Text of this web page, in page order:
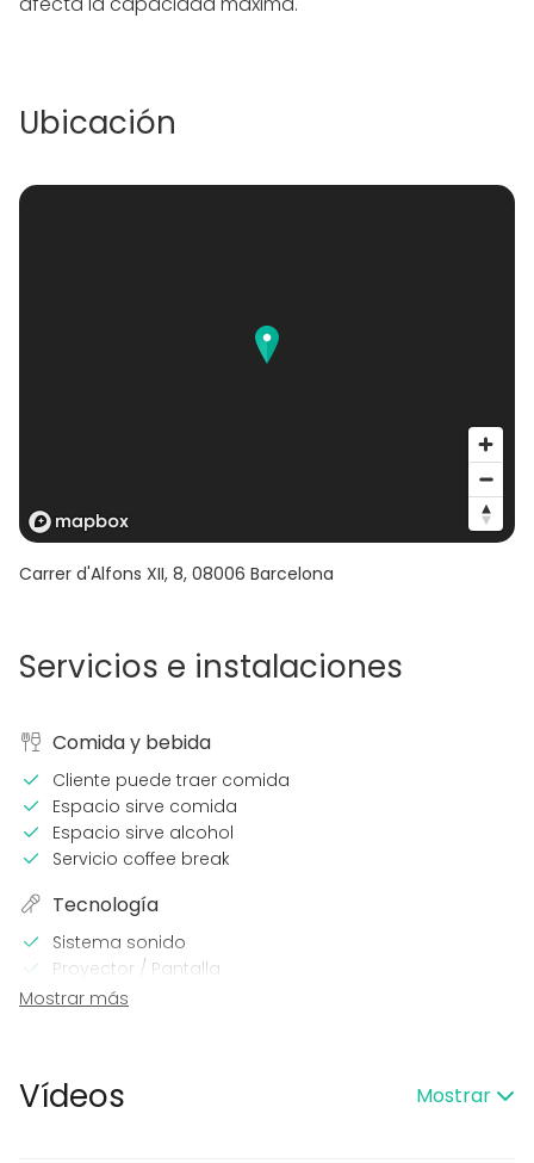
Ubicación
Carrer d'Alfons XII, 8, 08006 Barcelona
Servicios e instalaciones
Comida y bebida
Cliente puede traer comida
Espacio sirve comida
Espacio sirve alcohol
Servicio coffee break
Tecnología
Sistema sonido
Proyector / Pantalla
Wi-Fi
Aire acondicionado
Mostrar más
Vídeos Mostrar